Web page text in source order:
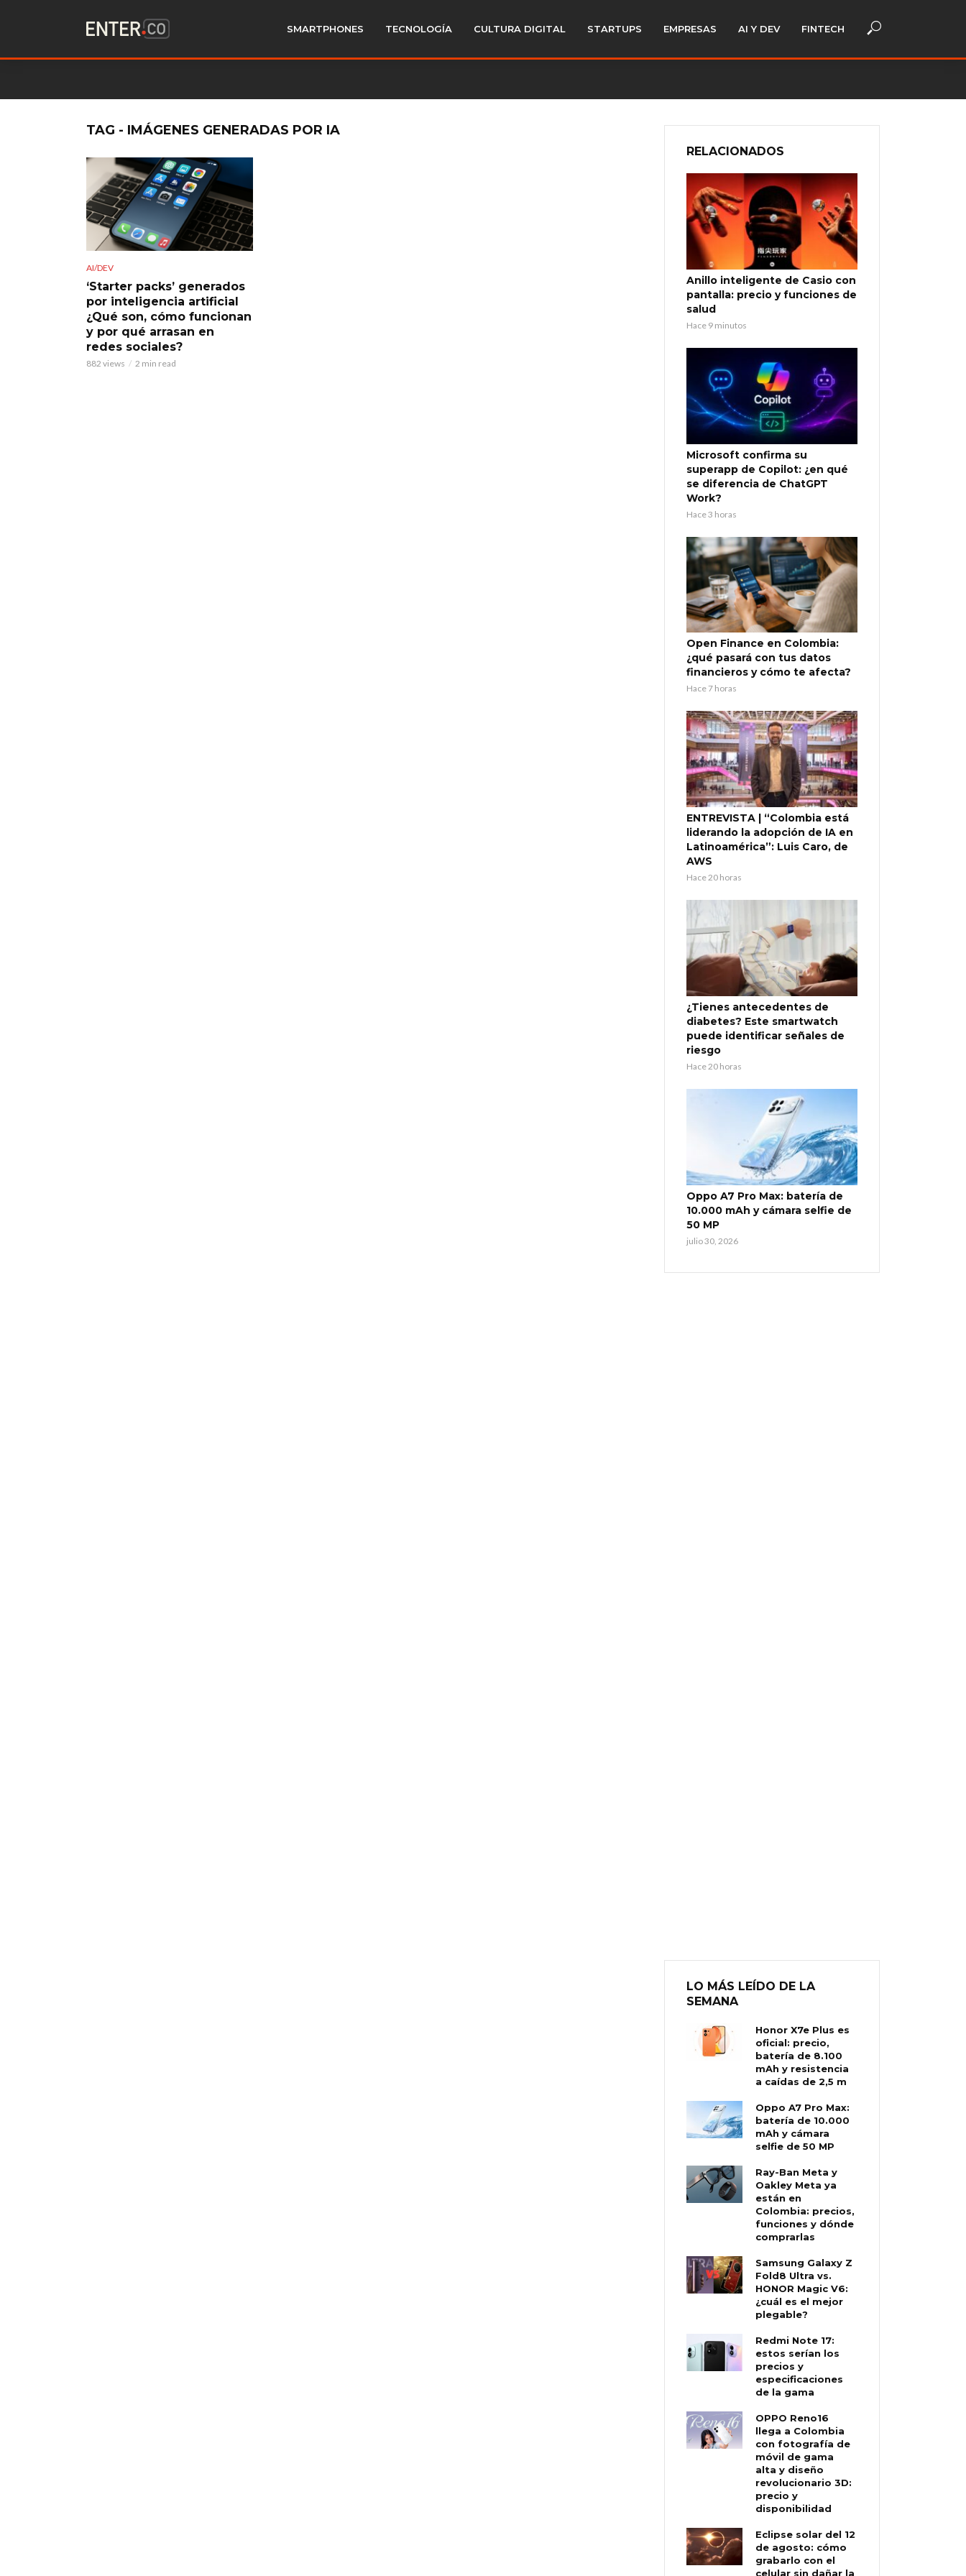
SMARTPHONES TECNOLOGÍA CULTURA DIGITAL STARTUPS EMPRESAS AI Y DEV FINTECH
TAG - IMÁGENES GENERADAS POR IA
AI/DEV
‘Starter packs’ generados
por inteligencia artificial
¿Qué son, cómo funcionan
y por qué arrasan en
redes sociales?
882 views 2 min read
RELACIONADOS
Anillo inteligente de Casio con
pantalla: precio y funciones de
salud
Hace 9 minutos
Microsoft confirma su
superapp de Copilot: ¿en qué
se diferencia de ChatGPT
Work?
Hace 3 horas
Open Finance en Colombia:
¿qué pasará con tus datos
financieros y cómo te afecta?
Hace 7 horas
ENTREVISTA | “Colombia está
liderando la adopción de IA en
Latinoamérica”: Luis Caro, de
AWS
Hace 20 horas
¿Tienes antecedentes de
diabetes? Este smartwatch
puede identificar señales de
riesgo
Hace 20 horas
Oppo A7 Pro Max: batería de
10.000 mAh y cámara selfie de
50 MP
julio 30, 2026
LO MÁS LEÍDO DE LA
SEMANA
Honor X7e Plus es
oficial: precio,
batería de 8.100
mAh y resistencia
a caídas de 2,5 m
Oppo A7 Pro Max:
batería de 10.000
mAh y cámara
selfie de 50 MP
Ray-Ban Meta y
Oakley Meta ya
están en
Colombia: precios,
funciones y dónde
comprarlas
Samsung Galaxy Z
Fold8 Ultra vs.
HONOR Magic V6:
¿cuál es el mejor
plegable?
Redmi Note 17:
estos serían los
precios y
especificaciones
de la gama
OPPO Reno16
llega a Colombia
con fotografía de
móvil de gama
alta y diseño
revolucionario 3D:
precio y
disponibilidad
Eclipse solar del 12
de agosto: cómo
grabarlo con el
celular sin dañar la